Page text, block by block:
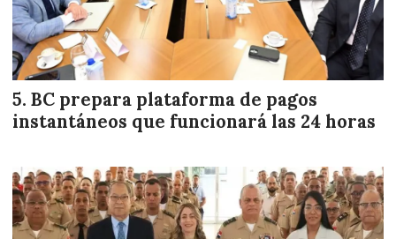
BC prepara plataforma de pagos
instantáneos que funcionará las 24 horas